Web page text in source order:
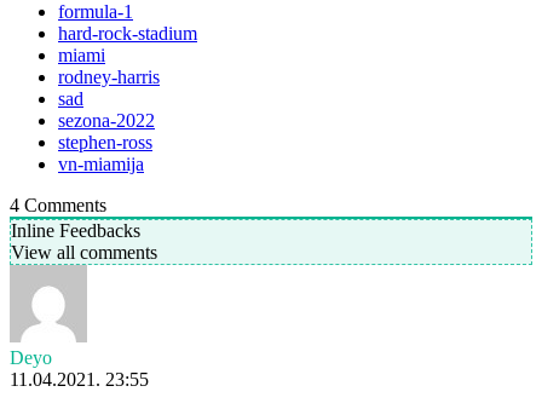
formula-1
hard-rock-stadium
miami
rodney-harris
sad
sezona-2022
stephen-ross
vn-miamija
4 Comments
Inline Feedbacks
View all comments
Deyo
11.04.2021. 23:55